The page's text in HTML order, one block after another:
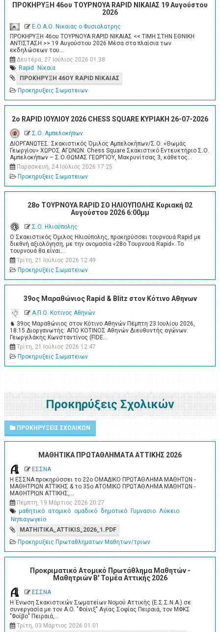
ΠΡΟΚΗΡΥΞΗ 46ου ΤΟΥΡΝΟΥΑ RAPID ΝΙΚΑΙΑΣ 19 Αυγούστου
2026
Ε.Ο.Α.Ο. Νικαιας ο Φυσιολατρης
ΠΡΟΚΗΡΥΞΗ 46ου ΤΟΥΡΝΟΥΑ RAPID ΝΙΚΑΙΑΣ << ΤΙΜΗ ΣΤΗΝ ΕΘΝΙΚΗ
ΑΝΤΙΣΤΑΣΗ >> 19 Αυγούστου 2026 Μέσα στα πλαίσια των
εκδηλώσεων του…
Δευτέρα, 27 Ιούλιος 2026 01:38
Rapid
Νίκαια
ΠΡΟΚΉΡΥΞΗ 46ΟΥ RAPID ΝΊΚΑΙΑΣ
Προκηρυξεις Σωματειων
2o RAPID ΙΟΥΛΙΟΥ 2026 CHESS SQUARE ΚΥΡΙΑΚΗ 26-07-2026
Σ.Ο. Αμπελοκήπων
ΔΙΟΡΓΑΝΩΤΕΣ: Σκακιστικός Όμιλος Αμπελοκήπων/Σ.Ο. «Θωμάς
Γεωργίου» ΧΩΡΟΣ ΑΓΩΝΩΝ: Chess Square Σκακιστικό Εντευκτήριο Σ.Ο.
Αμπελοκήπων – Σ.Ο.ΘΩΜΑΣ ΓΕΩΡΓΙΟΥ, Μακρυνίτσας 3, κάθετος…
Παρασκευή, 24 Ιούλιος 2026 17:25
Προκηρυξεις Σωματειων
28ο ΤΟΥΡΝΟΥΑ RAPID ΣΟ ΗΛΙΟΥΠΟΛΗΣ Κυριακή 02
Αυγούστου 2026 6:00μμ
Σ.Ο. Ηλιούπολης
Ο Σκακιστικός Όμιλος Ηλιούπολης, προκηρύσσει τουρνουά Rapid με
διεθνή αξιολόγηση, με την ονομασία «28ο Tουρνουά Rapid». Το
τουρνουά θα είναι…
Τρίτη, 21 Ιούλιος 2026 12:49
Προκηρυξεις Σωματειων
39ος Μαραθώνιος Rapid & Blitz στον Κότινο Αθηνων
Α.Π.Ο. Κοτινος Αθηνών
♞ 39ος Μαραθώνιος στον Κότινο Αθηνών Πέμπτη 23 Ιουλίου 2026,
18:15 Διοργανωτής: ΑΠΟ ΚΟΤΙΝΟΣ Αθηνών Διευθυντής αγώνων:
Γεωργιλάκης Κωνσταντίνος (FIDE…
Τρίτη, 21 Ιούλιος 2026 12:47
Προκηρυξεις Σωματειων
Προκηρύξεις Σχολικών
ΠΡΟΚΗΡΥΞΕΙΣ ΣΧΟΛΙΚΩΝ
ΜΑΘΗΤΙΚΑ ΠΡΩΤΑΘΛΗΜΑΤΑ ΑΤΤΙΚΗΣ 2026
ΕΣΣΝΑ
Η ΕΣΣΝΑ προκηρύσσει το 22ο ΟΜΑΔΙΚΟ ΠΡΩΤΑΘΛΗΜΑ ΜΑΘΗΤΩΝ -
ΜΑΘΗΤΡΙΩΝ ΑΤΤΙΚΗΣ & το 35ο ΑΤΟΜΙΚΟ ΠΡΩΤΑΘΛΗΜΑ ΜΑΘΗΤΩΝ -
ΜΑΘΗΤΡΙΩΝ ΑΤΤΙΚΗΣ,…
Πέμπτη, 19 Μάρτιος 2026 20:27
μαθητικό ατομικό ομαδικό δημοτικό Γυμνασιο Λύκειο
Νηπιαγωγείο
MATHITIKA_ATTIKIS_2026_1.PDF
Προκηρυξεις Πρωταθληματων Μαθητων/τριων
Προκριματικό Ατομικό Πρωτάθλημα Μαθητών -
Μαθητριών Β' Τομέα Αττικής 2026
ΕΣΣΝΑ
Η Ένωση Σκακιστικών Σωματείων Νομού Αττικής (Ε.Σ.Σ.Ν.Α.) σε
συνεργασία με τον Α.Ο. "Φοίνιξ" Αγίας Σοφίας Πειραιά, τον ΜΦΚΣ
"Φοίβο" Πειραιά,…
Τρίτη, 03 Μάρτιος 2026 01:01